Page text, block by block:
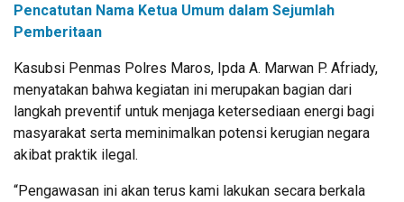
Pencatutan Nama Ketua Umum dalam Sejumlah
Pemberitaan
Kasubsi Penmas Polres Maros, Ipda A. Marwan P. Afriady,
menyatakan bahwa kegiatan ini merupakan bagian dari
langkah preventif untuk menjaga ketersediaan energi bagi
masyarakat serta meminimalkan potensi kerugian negara
akibat praktik ilegal.
“Pengawasan ini akan terus kami lakukan secara berkala